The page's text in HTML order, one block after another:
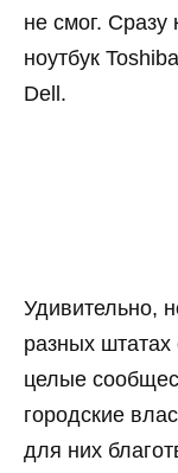
не смог. Сразу
ноутбук
Dell.
Удивительно,
разных
целые
городские
для них